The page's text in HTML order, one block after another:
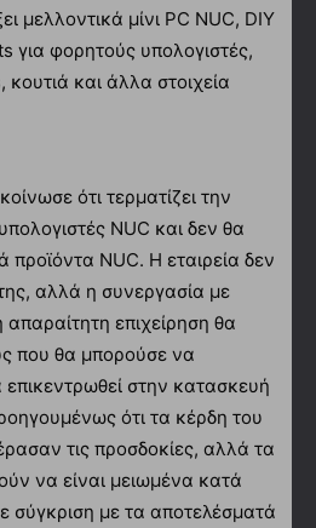
μελλοντικά μίνι PC NUC, DIY
για φορητούς υπολογιστές,
και άλλα στοιχεία
ότι τερματίζει την
NUC και δεν θα
προϊόντα NUC. Η εταιρεία δεν
αλλά η συνεργασία με
επιχείρηση θα
που θα μπορούσε να
επικεντρωθεί στην κατασκευή
ότι τα κέρδη του
τις προσδοκίες, αλλά τα
να είναι μειωμένα κατά
σύγκριση με τα αποτελέσματά